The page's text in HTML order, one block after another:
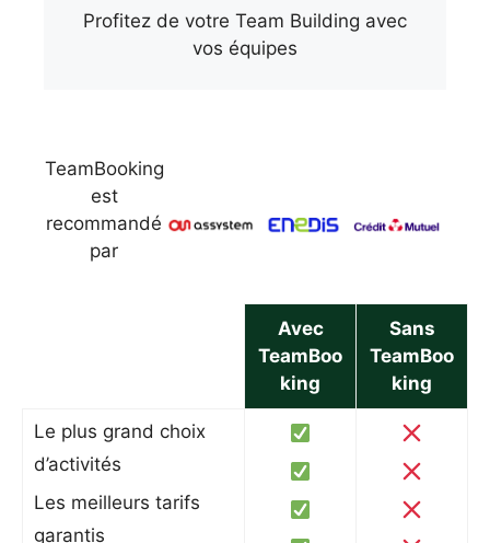
Profitez de votre Team Building avec
vos équipes
TeamBooking
est
recommandé
par
Avec
TeamBoo
king
Sans
TeamBoo
king
Le plus grand choix
d’activités
Les meilleurs tarifs
garantis